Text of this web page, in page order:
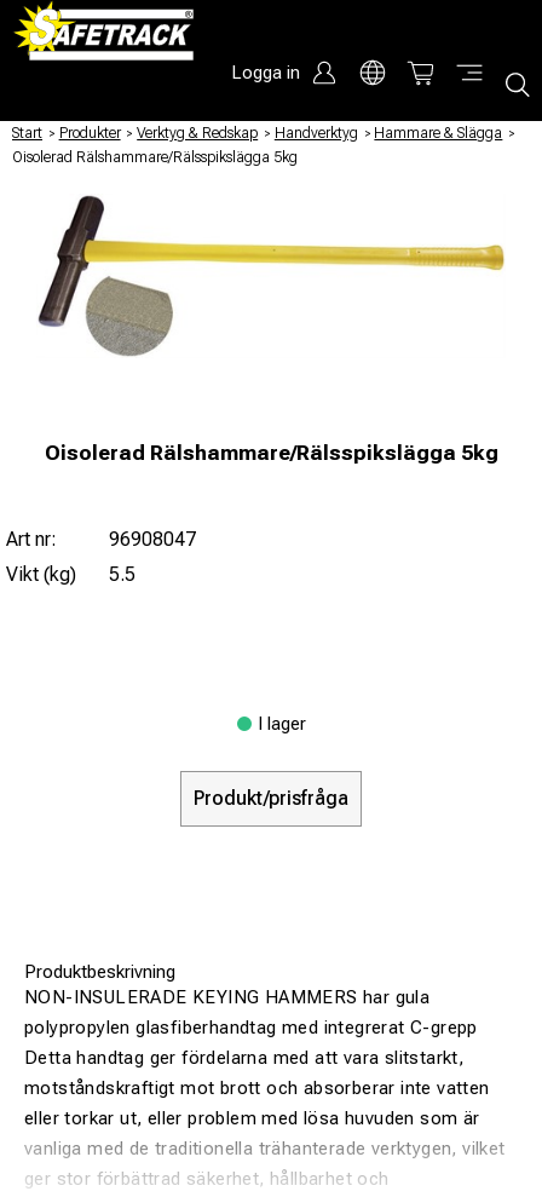
Logga in
Start / Produkter / Verktyg & Redskap / Handverktyg / Hammare & Slägga /
Oisolerad Rälshammare/Rälsspikslägga 5kg
Oisolerad Rälshammare/Rälsspikslägga 5kg
Art nr:
96908047
Vikt (kg)
5.5
I lager
Produkt/prisfråga
Produktbeskrivning
NON-INSULERADE KEYING HAMMERS har gula
polypropylen glasfiberhandtag med integrerat C-grepp
Detta handtag ger fördelarna med att vara slitstarkt,
motståndskraftigt mot brott och absorberar inte vatten
eller torkar ut, eller problem med lösa huvuden som är
vanliga med de traditionella trähanterade verktygen, vilket
ger stor förbättrad säkerhet, hållbarhet och